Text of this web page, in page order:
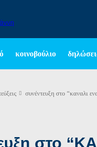
κοινοβούλιο
συνέντευξη στο “καναλι
στο